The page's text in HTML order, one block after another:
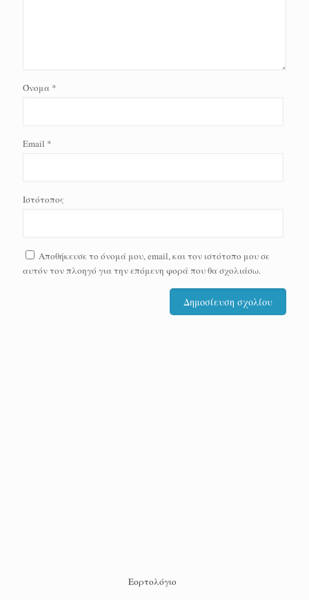
Όνομα *
Email *
Ιστότοπος
Αποθήκευσε το όνομά μου, email, και τον ιστότοπο μου σε
αυτόν τον πλοηγό για την επόμενη φορά που θα σχολιάσω.
Εορτολόγιο